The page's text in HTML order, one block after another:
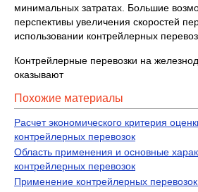
минимальных затратах. Большие
перспективы увеличения скоростей
использовании контрейлерных
Контрейлерные перевозки на
оказывают
Похожие материалы
Расчет экономического критерия
контрейлерных перевозок
Область применения и основные
контрейлерных перевозок
Применение контрейлерных